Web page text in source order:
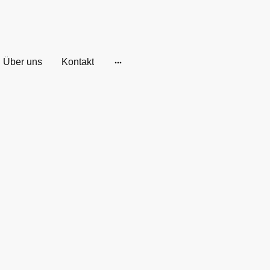
Über uns Kontakt